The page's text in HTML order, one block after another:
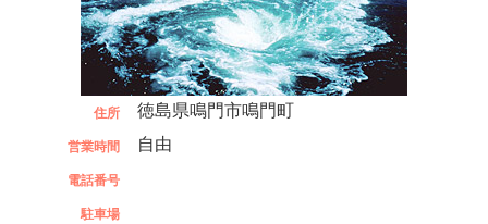
住所 徳島県鳴門市鳴門町
営業時間 自由
電話番号
駐車場